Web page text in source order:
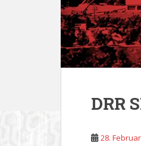
DRR
28.